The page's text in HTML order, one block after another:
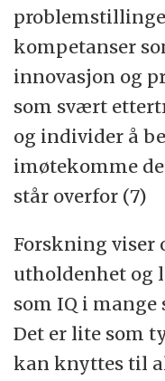
kompetanser
innovasjon og
som svært
og individer å
imøtekomme
står overfor (7)
Forskning viser
utholdenhet og
som IQ i mange
Det er lite som
kan knyttes til